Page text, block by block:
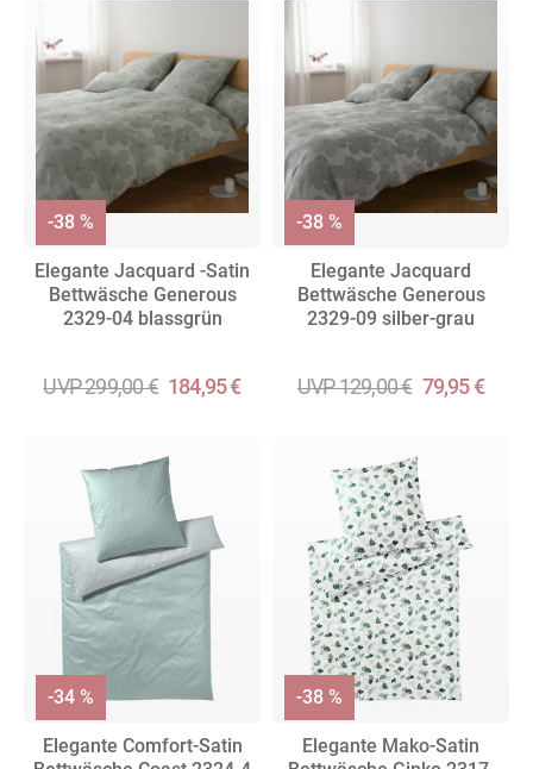
Elegante Jacquard -Satin
Bettwäsche Generous
2329-04 blassgrün
UVP 299,00 € 184,95 €
-38 %
Elegante Jacquard
Bettwäsche Generous
2329-09 silber-grau
UVP 129,00 € 79,95 €
-38 %
Elegante Comfort-Satin
-34 %
Elegante Mako-Satin
-38 %